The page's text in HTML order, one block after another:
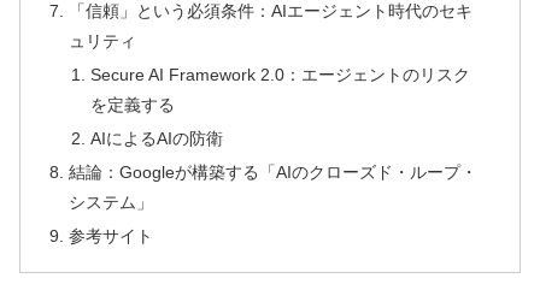
「信頼」という必須条件：AIエージェント時代のセキ
ュリティ
Secure AI Framework 2.0：エージェントのリスク
を定義する
AIによるAIの防衛
結論：Googleが構築する「AIのクローズド・ループ・
システム」
参考サイト